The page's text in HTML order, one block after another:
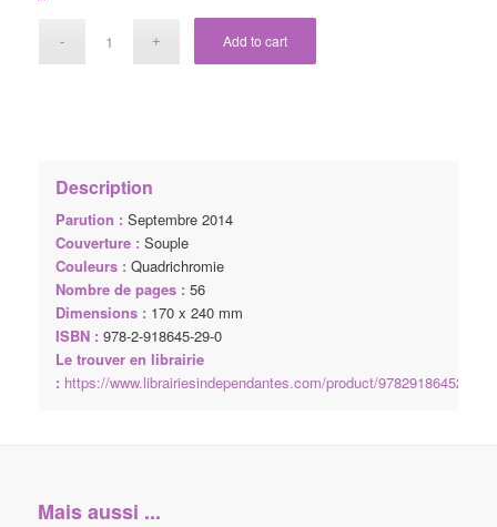
Add to cart
Description
Parution : Septembre 2014
Couverture : Souple
Couleurs : Quadrichromie
Nombre de pages : 56
Dimensions : 170 x 240 mm
ISBN : 978-2-918645-29-0
Le trouver en librairie
: https://www.librairiesindependantes.com/product/9782918645290/
Mais aussi ...